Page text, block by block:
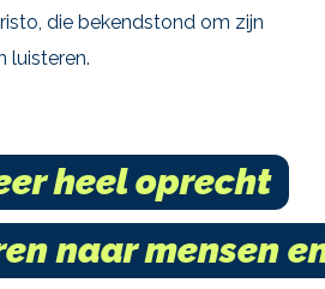
die bekendstond om zijn
luisteren.
heel oprecht
naar mensen